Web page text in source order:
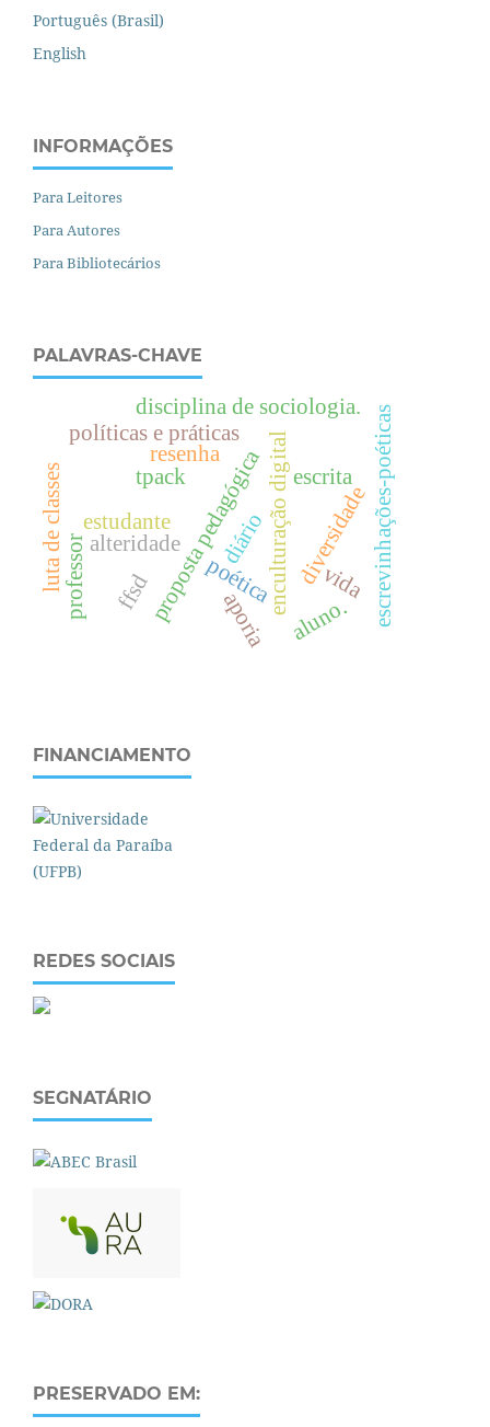
Português (Brasil)
English
INFORMAÇÕES
Para Leitores
Para Autores
Para Bibliotecários
PALAVRAS-CHAVE
proposta pedagógicaenculturação digitalescrita escrevinhações-poéticas
diversidade
tpack
alteridade
poética
políticas e práticas
ffsd vida
professor aluno.
disciplina de sociologia.
resenha
estudante diário
aporia
luta de classes
FINANCIAMENTO
REDES SOCIAIS
SEGNATÁRIO
PRESERVADO EM: